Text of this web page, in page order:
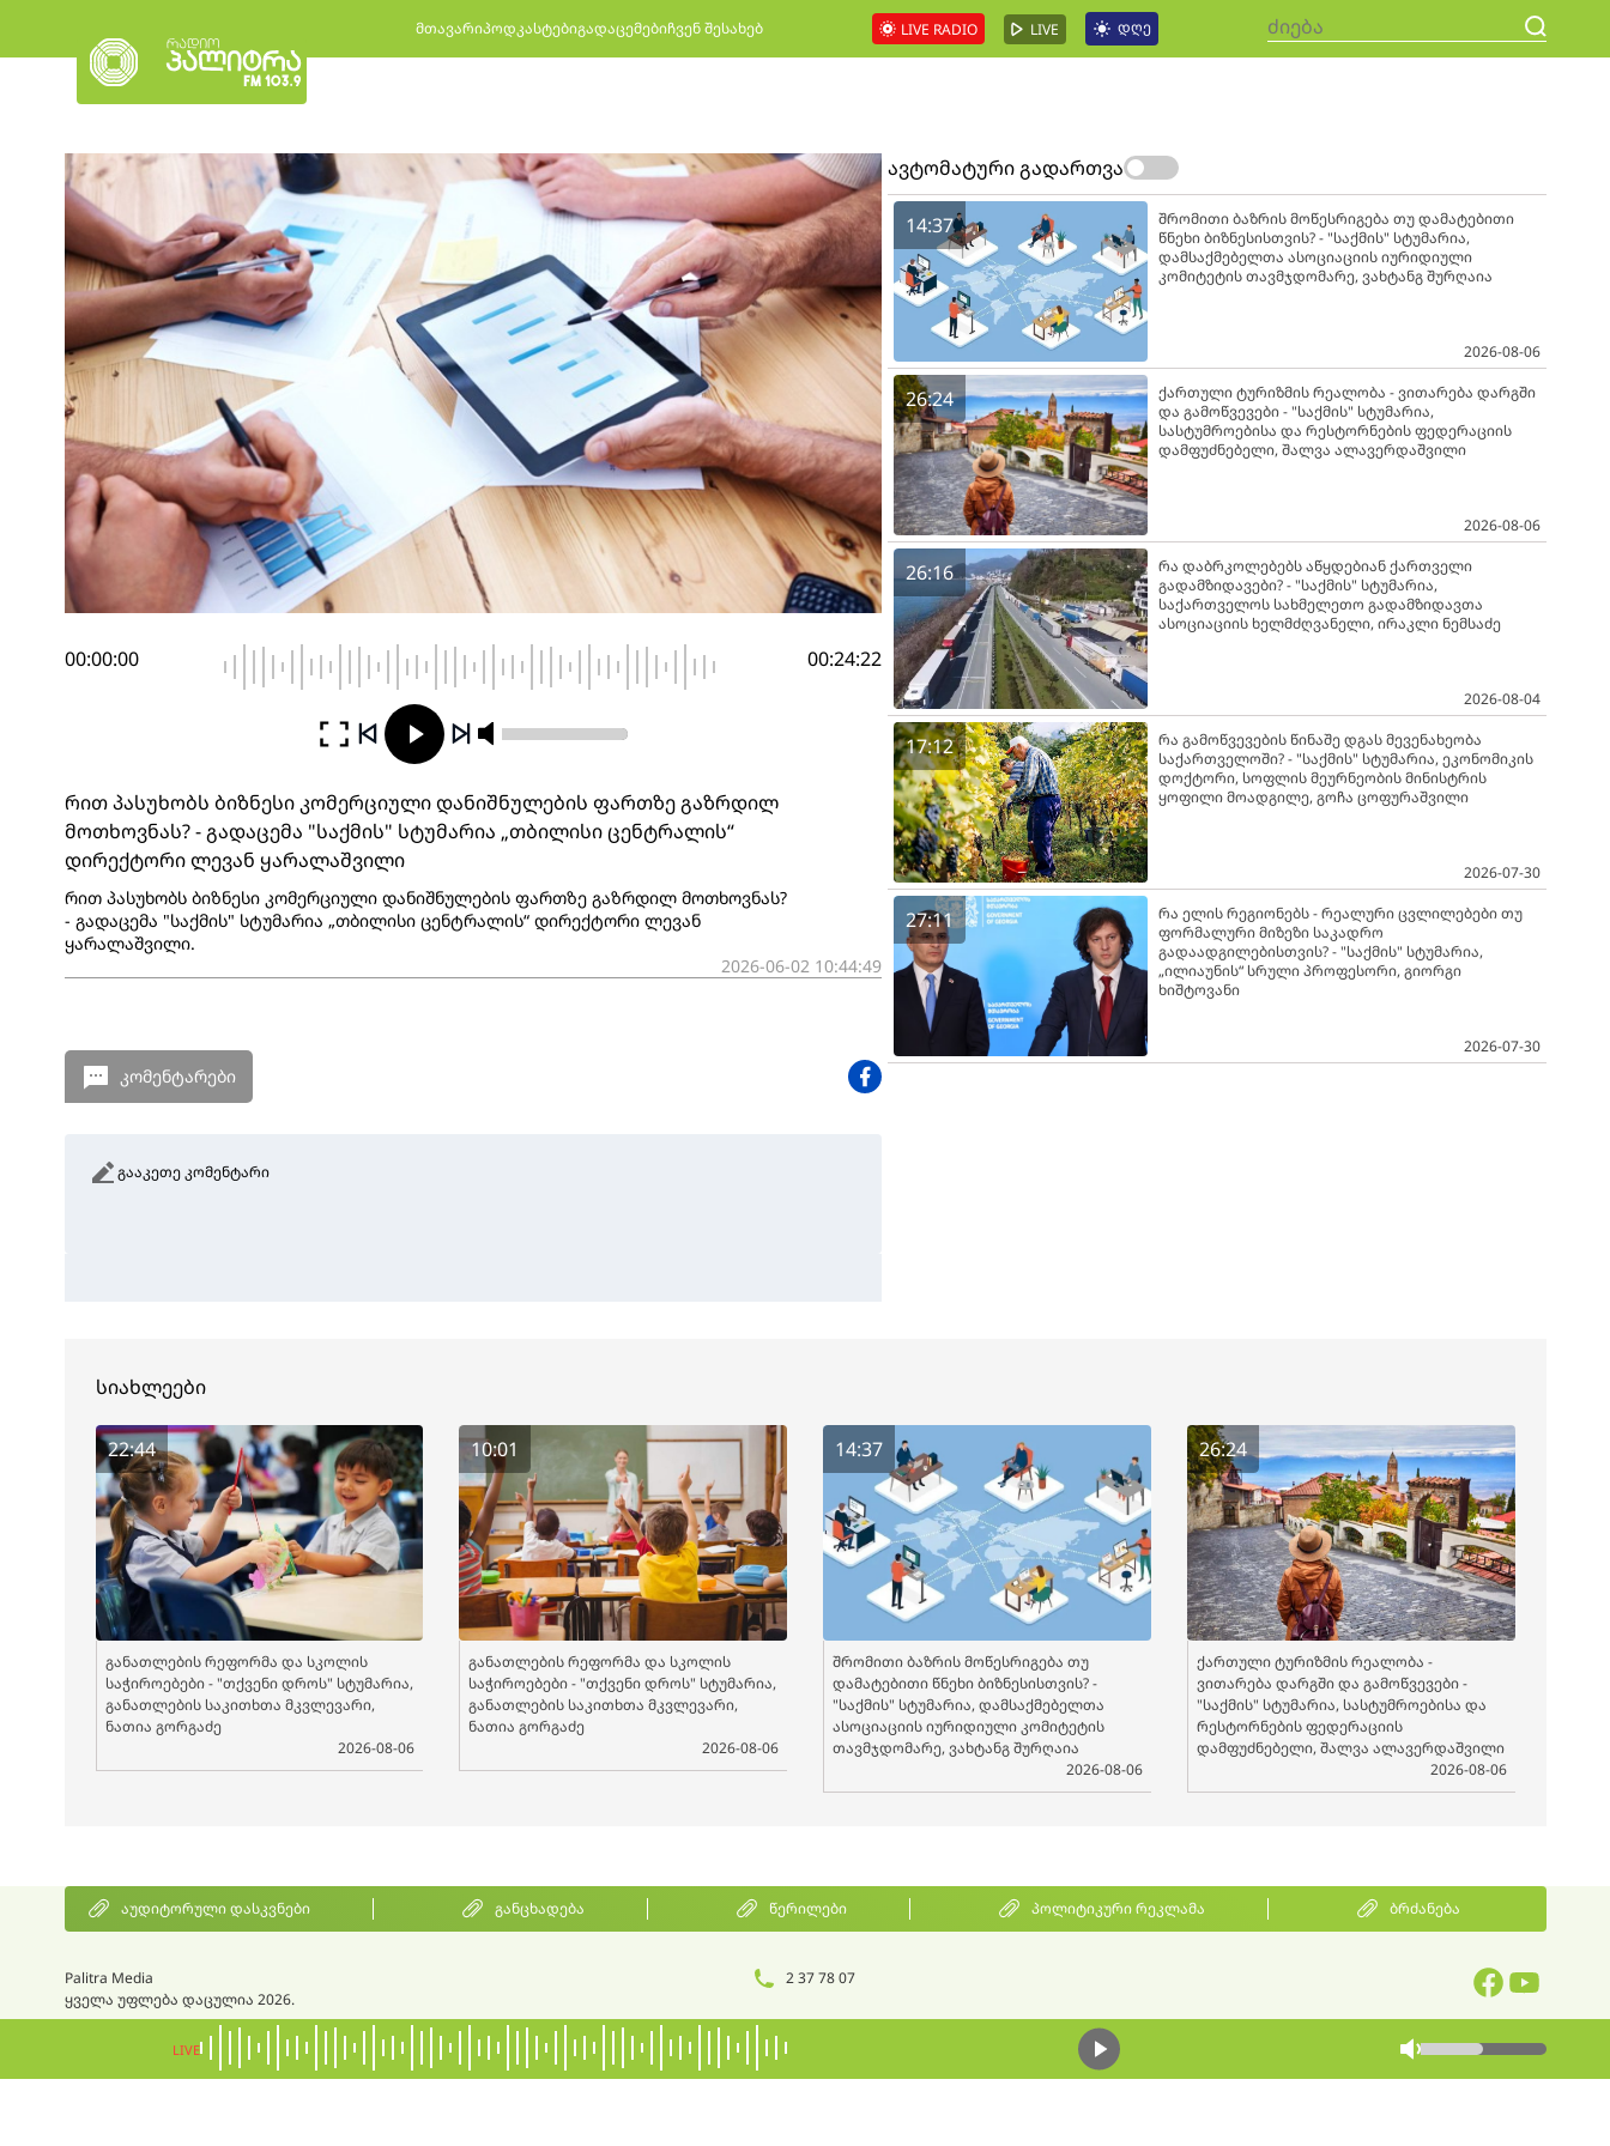
მთავარიპოდკასტებიგადაცემებიჩვენ შესახებ LIVE RADIO LIVE დღე
00:00:00 00:24:22
რით პასუხობს ბიზნესი კომერციული დანიშნულების ფართზე გაზრდილ
მოთხოვნას? - გადაცემა "საქმის" სტუმარია „თბილისი ცენტრალის“
დირექტორი ლევან ყარალაშვილი
რით პასუხობს ბიზნესი კომერციული დანიშნულების ფართზე გაზრდილ მოთხოვნას?
- გადაცემა "საქმის" სტუმარია „თბილისი ცენტრალის“ დირექტორი ლევან
ყარალაშვილი.
2026-06-02 10:44:49
კომენტარები
გააკეთე კომენტარი
ავტომატური გადართვა
14:37
შრომითი ბაზრის მოწესრიგება თუ დამატებითი
წნეხი ბიზნესისთვის? - "საქმის" სტუმარია,
დამსაქმებელთა ასოციაციის იურიდიული
კომიტეტის თავმჯდომარე, ვახტანგ შურღაია
2026-08-06
26:24
ქართული ტურიზმის რეალობა - ვითარება დარგში
და გამოწვევები - "საქმის" სტუმარია,
სასტუმროებისა და რესტორნების ფედერაციის
დამფუძნებელი, შალვა ალავერდაშვილი
2026-08-06
26:16
რა დაბრკოლებებს აწყდებიან ქართველი
გადამზიდავები? - "საქმის" სტუმარია,
საქართველოს სახმელეთო გადამზიდავთა
ასოციაციის ხელმძღვანელი, ირაკლი ნემსაძე
2026-08-04
17:12
რა გამოწვევების წინაშე დგას მევენახეობა
საქართველოში? - "საქმის" სტუმარია, ეკონომიკის
დოქტორი, სოფლის მეურნეობის მინისტრის
ყოფილი მოადგილე, გოჩა ცოფურაშვილი
2026-07-30
27:11
რა ელის რეგიონებს - რეალური ცვლილებები თუ
ფორმალური მიზეზი საკადრო
გადაადგილებისთვის? - "საქმის" სტუმარია,
„ილიაუნის“ სრული პროფესორი, გიორგი
ხიშტოვანი
2026-07-30
სიახლეები
22:44
განათლების რეფორმა და სკოლის
საჭიროებები - "თქვენი დროს" სტუმარია,
განათლების საკითხთა მკვლევარი,
ნათია გორგაძე
2026-08-06
10:01
განათლების რეფორმა და სკოლის
საჭიროებები - "თქვენი დროს" სტუმარია,
განათლების საკითხთა მკვლევარი,
ნათია გორგაძე
2026-08-06
14:37
შრომითი ბაზრის მოწესრიგება თუ
დამატებითი წნეხი ბიზნესისთვის? -
"საქმის" სტუმარია, დამსაქმებელთა
ასოციაციის იურიდიული კომიტეტის
თავმჯდომარე, ვახტანგ შურღაია
2026-08-06
26:24
ქართული ტურიზმის რეალობა -
ვითარება დარგში და გამოწვევები -
"საქმის" სტუმარია, სასტუმროებისა და
რესტორნების ფედერაციის
დამფუძნებელი, შალვა ალავერდაშვილი
2026-08-06
აუდიტორული დასკვნები განცხადება წერილები პოლიტიკური რეკლამა ბრძანება
Palitra Media
ყველა უფლება დაცულია 2026.
2 37 78 07
contact@radiopalitra.ge
თბილისი, იოსებიძის ქ. 49
LIVE